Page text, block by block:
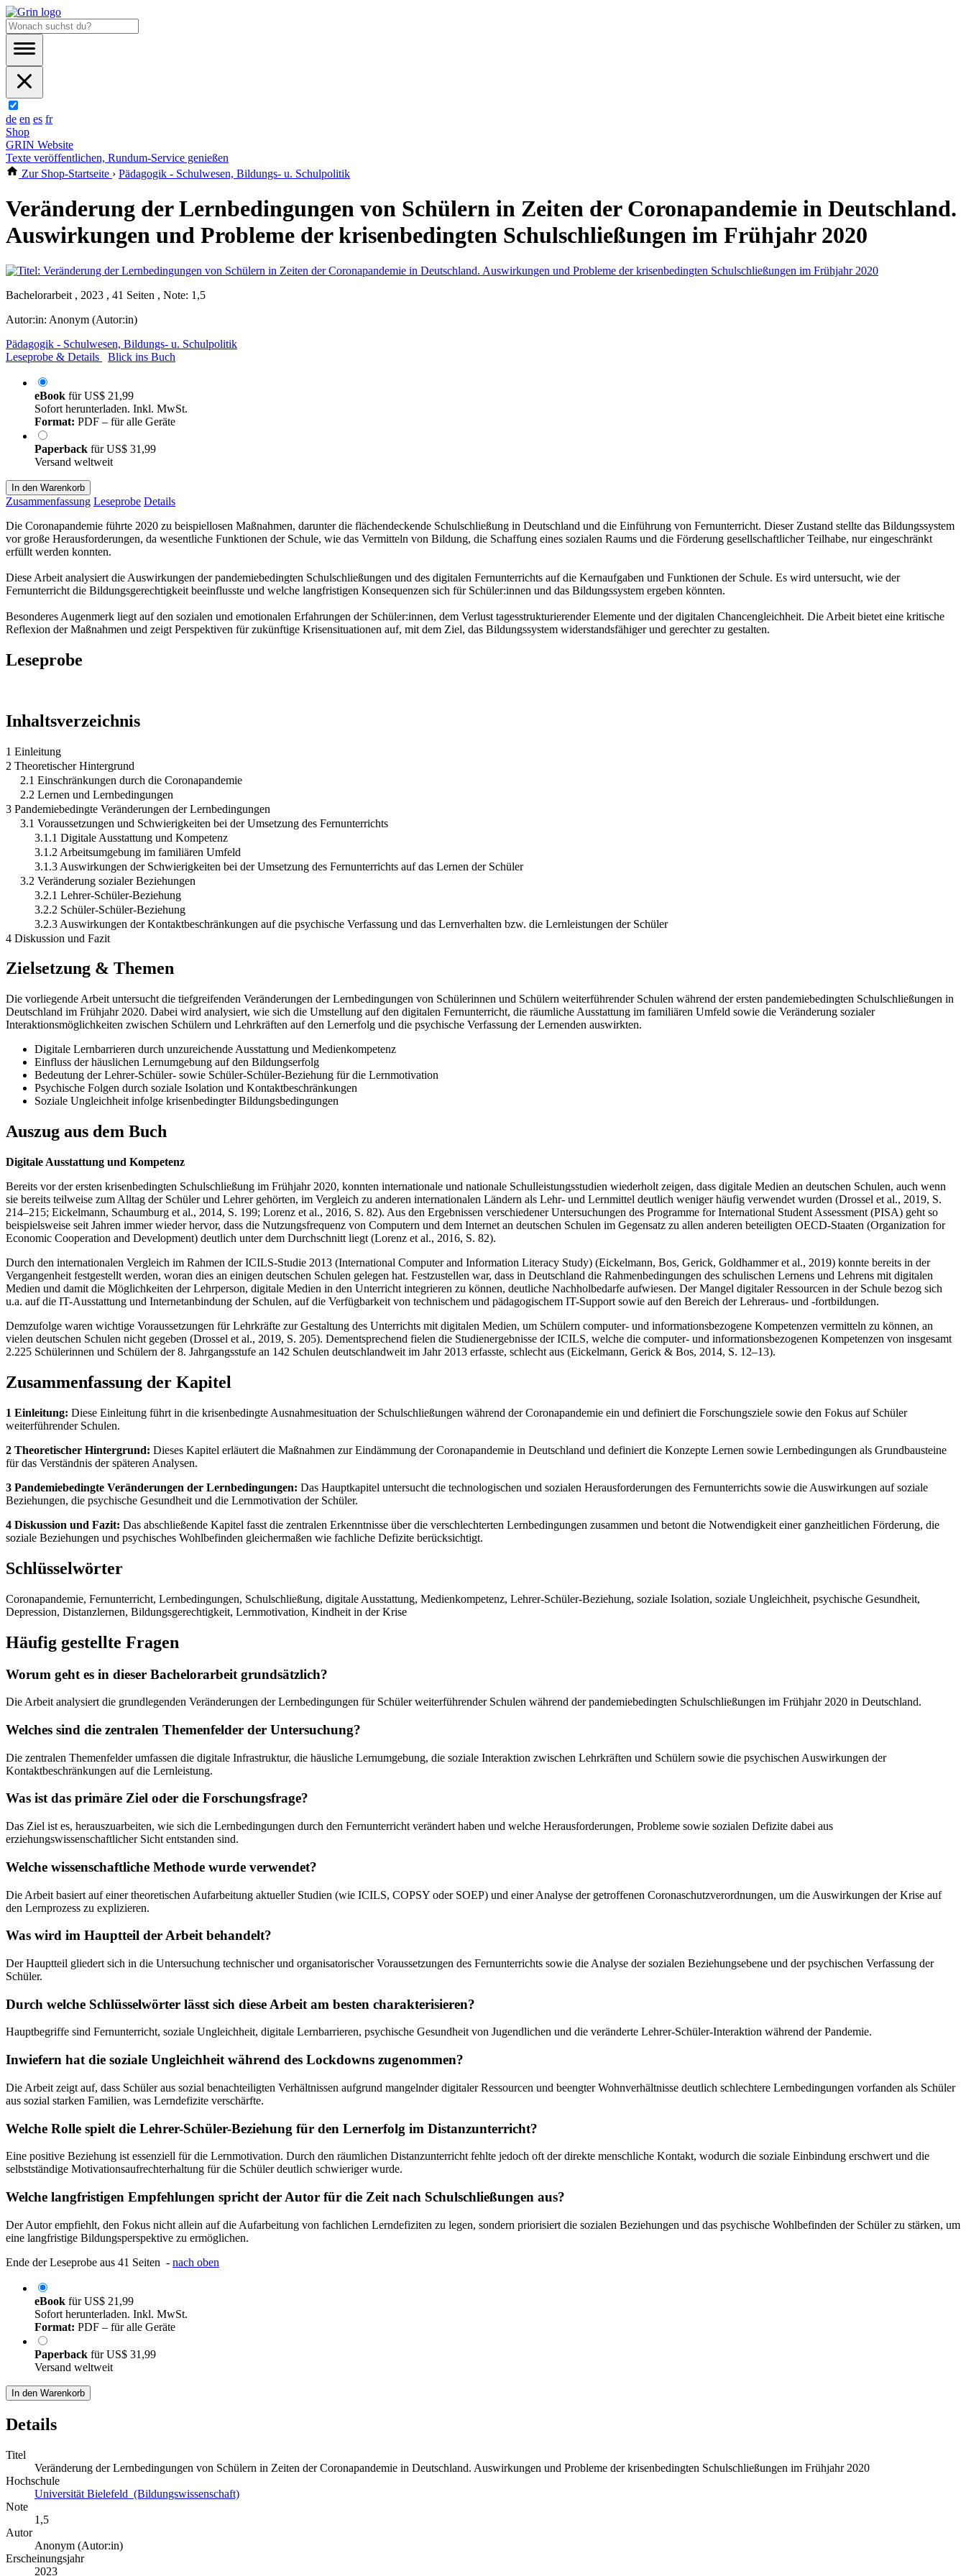
de en es fr
Shop
GRIN Website
Texte veröffentlichen, Rundum-Service genießen
Zur Shop-Startseite › Pädagogik - Schulwesen, Bildungs- u. Schulpolitik
Veränderung der Lernbedingungen von Schülern in Zeiten der Coronapandemie in Deutschland.
Auswirkungen und Probleme der krisenbedingten Schulschließungen im Frühjahr 2020
Bachelorarbeit , 2023 , 41 Seiten , Note: 1,5
Autor:in: Anonym (Autor:in)
Pädagogik - Schulwesen, Bildungs- u. Schulpolitik
Leseprobe & Details
Blick ins Buch
eBook fürUS$ 21,99
Sofort herunterladen. Inkl. MwSt.
Format: PDF – für alle Geräte
Paperback fürUS$ 31,99
Versand weltweit
In den Warenkorb
Zusammenfassung Leseprobe Details
Die Coronapandemie führte 2020 zu beispiellosen Maßnahmen, darunter die flächendeckende Schulschließung in Deutschland und die Einführung von Fernunterricht. Dieser Zustand stellte das Bildungssystem
vor große Herausforderungen, da wesentliche Funktionen der Schule, wie das Vermitteln von Bildung, die Schaffung eines sozialen Raums und die Förderung gesellschaftlicher Teilhabe, nur eingeschränkt
erfüllt werden konnten.
Diese Arbeit analysiert die Auswirkungen der pandemiebedingten Schulschließungen und des digitalen Fernunterrichts auf die Kernaufgaben und Funktionen der Schule. Es wird untersucht, wie der
Fernunterricht die Bildungsgerechtigkeit beeinflusste und welche langfristigen Konsequenzen sich für Schüler:innen und das Bildungssystem ergeben könnten.
Besonderes Augenmerk liegt auf den sozialen und emotionalen Erfahrungen der Schüler:innen, dem Verlust tagesstrukturierender Elemente und der digitalen Chancengleichheit. Die Arbeit bietet eine kritische
Reflexion der Maßnahmen und zeigt Perspektiven für zukünftige Krisensituationen auf, mit dem Ziel, das Bildungssystem widerstandsfähiger und gerechter zu gestalten.
Leseprobe
Inhaltsverzeichnis
1 Einleitung
2 Theoretischer Hintergrund
2.1 Einschränkungen durch die Coronapandemie
2.2 Lernen und Lernbedingungen
3 Pandemiebedingte Veränderungen der Lernbedingungen
3.1 Voraussetzungen und Schwierigkeiten bei der Umsetzung des Fernunterrichts
3.1.1 Digitale Ausstattung und Kompetenz
3.1.2 Arbeitsumgebung im familiären Umfeld
3.1.3 Auswirkungen der Schwierigkeiten bei der Umsetzung des Fernunterrichts auf das Lernen der Schüler
3.2 Veränderung sozialer Beziehungen
3.2.1 Lehrer-Schüler-Beziehung
3.2.2 Schüler-Schüler-Beziehung
3.2.3 Auswirkungen der Kontaktbeschränkungen auf die psychische Verfassung und das Lernverhalten bzw. die Lernleistungen der Schüler
4 Diskussion und Fazit
Zielsetzung & Themen
Die vorliegende Arbeit untersucht die tiefgreifenden Veränderungen der Lernbedingungen von Schülerinnen und Schülern weiterführender Schulen während der ersten pandemiebedingten Schulschließungen in
Deutschland im Frühjahr 2020. Dabei wird analysiert, wie sich die Umstellung auf den digitalen Fernunterricht, die räumliche Ausstattung im familiären Umfeld sowie die Veränderung sozialer
Interaktionsmöglichkeiten zwischen Schülern und Lehrkräften auf den Lernerfolg und die psychische Verfassung der Lernenden auswirkten.
Digitale Lernbarrieren durch unzureichende Ausstattung und Medienkompetenz
Einfluss der häuslichen Lernumgebung auf den Bildungserfolg
Bedeutung der Lehrer-Schüler- sowie Schüler-Schüler-Beziehung für die Lernmotivation
Psychische Folgen durch soziale Isolation und Kontaktbeschränkungen
Soziale Ungleichheit infolge krisenbedingter Bildungsbedingungen
Auszug aus dem Buch
Digitale Ausstattung und Kompetenz
Bereits vor der ersten krisenbedingten Schulschließung im Frühjahr 2020, konnten internationale und nationale Schulleistungsstudien wiederholt zeigen, dass digitale Medien an deutschen Schulen, auch wenn
sie bereits teilweise zum Alltag der Schüler und Lehrer gehörten, im Vergleich zu anderen internationalen Ländern als Lehr- und Lernmittel deutlich weniger häufig verwendet wurden (Drossel et al., 2019, S.
214–215; Eickelmann, Schaumburg et al., 2014, S. 199; Lorenz et al., 2016, S. 82). Aus den Ergebnissen verschiedener Untersuchungen des Programme for International Student Assessment (PISA) geht so
beispielsweise seit Jahren immer wieder hervor, dass die Nutzungsfrequenz von Computern und dem Internet an deutschen Schulen im Gegensatz zu allen anderen beteiligten OECD-Staaten (Organization for
Economic Cooperation and Development) deutlich unter dem Durchschnitt liegt (Lorenz et al., 2016, S. 82).
Durch den internationalen Vergleich im Rahmen der ICILS-Studie 2013 (International Computer and Information Literacy Study) (Eickelmann, Bos, Gerick, Goldhammer et al., 2019) konnte bereits in der
Vergangenheit festgestellt werden, woran dies an einigen deutschen Schulen gelegen hat. Festzustellen war, dass in Deutschland die Rahmenbedingungen des schulischen Lernens und Lehrens mit digitalen
Medien und damit die Möglichkeiten der Lehrperson, digitale Medien in den Unterricht integrieren zu können, deutliche Nachholbedarfe aufwiesen. Der Mangel digitaler Ressourcen in der Schule bezog sich
u.a. auf die IT-Ausstattung und Internetanbindung der Schulen, auf die Verfügbarkeit von technischem und pädagogischem IT-Support sowie auf den Bereich der Lehreraus- und -fortbildungen.
Demzufolge waren wichtige Voraussetzungen für Lehrkräfte zur Gestaltung des Unterrichts mit digitalen Medien, um Schülern computer- und informationsbezogene Kompetenzen vermitteln zu können, an
vielen deutschen Schulen nicht gegeben (Drossel et al., 2019, S. 205). Dementsprechend fielen die Studienergebnisse der ICILS, welche die computer- und informationsbezogenen Kompetenzen von insgesamt
2.225 Schülerinnen und Schülern der 8. Jahrgangsstufe an 142 Schulen deutschlandweit im Jahr 2013 erfasste, schlecht aus (Eickelmann, Gerick & Bos, 2014, S. 12–13).
Zusammenfassung der Kapitel
1 Einleitung: Diese Einleitung führt in die krisenbedingte Ausnahmesituation der Schulschließungen während der Coronapandemie ein und definiert die Forschungsziele sowie den Fokus auf Schüler
weiterführender Schulen.
2 Theoretischer Hintergrund: Dieses Kapitel erläutert die Maßnahmen zur Eindämmung der Coronapandemie in Deutschland und definiert die Konzepte Lernen sowie Lernbedingungen als Grundbausteine
für das Verständnis der späteren Analysen.
3 Pandemiebedingte Veränderungen der Lernbedingungen: Das Hauptkapitel untersucht die technologischen und sozialen Herausforderungen des Fernunterrichts sowie die Auswirkungen auf soziale
Beziehungen, die psychische Gesundheit und die Lernmotivation der Schüler.
4 Diskussion und Fazit: Das abschließende Kapitel fasst die zentralen Erkenntnisse über die verschlechterten Lernbedingungen zusammen und betont die Notwendigkeit einer ganzheitlichen Förderung, die
soziale Beziehungen und psychisches Wohlbefinden gleichermaßen wie fachliche Defizite berücksichtigt.
Schlüsselwörter
Coronapandemie, Fernunterricht, Lernbedingungen, Schulschließung, digitale Ausstattung, Medienkompetenz, Lehrer-Schüler-Beziehung, soziale Isolation, soziale Ungleichheit, psychische Gesundheit,
Depression, Distanzlernen, Bildungsgerechtigkeit, Lernmotivation, Kindheit in der Krise
Häufig gestellte Fragen
Worum geht es in dieser Bachelorarbeit grundsätzlich?
Die Arbeit analysiert die grundlegenden Veränderungen der Lernbedingungen für Schüler weiterführender Schulen während der pandemiebedingten Schulschließungen im Frühjahr 2020 in Deutschland.
Welches sind die zentralen Themenfelder der Untersuchung?
Die zentralen Themenfelder umfassen die digitale Infrastruktur, die häusliche Lernumgebung, die soziale Interaktion zwischen Lehrkräften und Schülern sowie die psychischen Auswirkungen der
Kontaktbeschränkungen auf die Lernleistung.
Was ist das primäre Ziel oder die Forschungsfrage?
Das Ziel ist es, herauszuarbeiten, wie sich die Lernbedingungen durch den Fernunterricht verändert haben und welche Herausforderungen, Probleme sowie sozialen Defizite dabei aus
erziehungswissenschaftlicher Sicht entstanden sind.
Welche wissenschaftliche Methode wurde verwendet?
Die Arbeit basiert auf einer theoretischen Aufarbeitung aktueller Studien (wie ICILS, COPSY oder SOEP) und einer Analyse der getroffenen Coronaschutzverordnungen, um die Auswirkungen der Krise auf
den Lernprozess zu explizieren.
Was wird im Hauptteil der Arbeit behandelt?
Der Hauptteil gliedert sich in die Untersuchung technischer und organisatorischer Voraussetzungen des Fernunterrichts sowie die Analyse der sozialen Beziehungsebene und der psychischen Verfassung der
Schüler.
Durch welche Schlüsselwörter lässt sich diese Arbeit am besten charakterisieren?
Hauptbegriffe sind Fernunterricht, soziale Ungleichheit, digitale Lernbarrieren, psychische Gesundheit von Jugendlichen und die veränderte Lehrer-Schüler-Interaktion während der Pandemie.
Inwiefern hat die soziale Ungleichheit während des Lockdowns zugenommen?
Die Arbeit zeigt auf, dass Schüler aus sozial benachteiligten Verhältnissen aufgrund mangelnder digitaler Ressourcen und beengter Wohnverhältnisse deutlich schlechtere Lernbedingungen vorfanden als Schüler
aus sozial starken Familien, was Lerndefizite verschärfte.
Welche Rolle spielt die Lehrer-Schüler-Beziehung für den Lernerfolg im Distanzunterricht?
Eine positive Beziehung ist essenziell für die Lernmotivation. Durch den räumlichen Distanzunterricht fehlte jedoch oft der direkte menschliche Kontakt, wodurch die soziale Einbindung erschwert und die
selbstständige Motivationsaufrechterhaltung für die Schüler deutlich schwieriger wurde.
Welche langfristigen Empfehlungen spricht der Autor für die Zeit nach Schulschließungen aus?
Der Autor empfiehlt, den Fokus nicht allein auf die Aufarbeitung von fachlichen Lerndefiziten zu legen, sondern priorisiert die sozialen Beziehungen und das psychische Wohlbefinden der Schüler zu stärken, um
eine langfristige Bildungsperspektive zu ermöglichen.
Ende der Leseprobe aus 41 Seiten - nach oben
eBook fürUS$ 21,99
Sofort herunterladen. Inkl. MwSt.
Format: PDF – für alle Geräte
Paperback fürUS$ 31,99
Versand weltweit
In den Warenkorb
Details
Titel
Veränderung der Lernbedingungen von Schülern in Zeiten der Coronapandemie in Deutschland. Auswirkungen und Probleme der krisenbedingten Schulschließungen im Frühjahr 2020
Hochschule
Universität Bielefeld (Bildungswissenschaft)
Note
1,5
Autor
Anonym (Autor:in)
Erscheinungsjahr
2023